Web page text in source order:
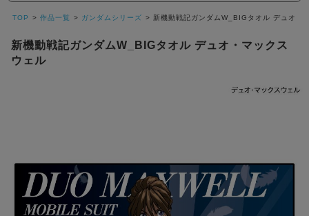
探
す
在庫あり
(即納)
商品
セール
グ
TOP 作品一覧 ガンダムシリーズ 新機動戦記ガンダムW_BIGタオル デュオ・
新機動戦記ガンダムW_BIGタオル デュオ・マックス
ウェル